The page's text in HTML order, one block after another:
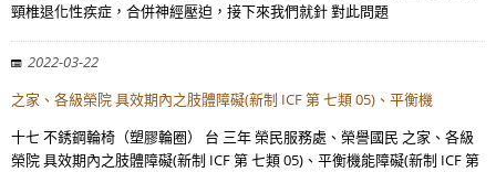
頸椎退化性疾症，合併神經壓迫，接下來我們就針 對此問題
2022-03-22
之家、各級榮院 具效期內之肢體障礙(新制 ICF 第 七類 05)、平衡機
十七 不銹鋼輪椅（塑膠輪圈） 台 三年 榮民服務處、榮譽國民 之家、各級
榮院 具效期內之肢體障礙(新制 ICF 第 七類 05)、平衡機能障礙(新制 ICF 第